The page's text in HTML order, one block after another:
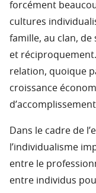
forcément
cultures
famille, au clan, de
et
relation, quoique
croissance
Dans le cadre de
l’individualisme
entre le
entre individus